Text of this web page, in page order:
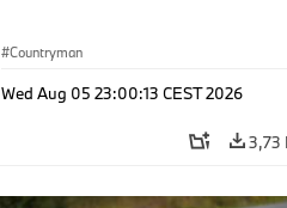
Countryman
Wed Aug 05 23:00:13 CEST 2026
3,73